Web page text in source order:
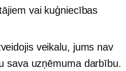
vai kuģniecības
veikalu, jums nav
sava uzņēmuma darbību.